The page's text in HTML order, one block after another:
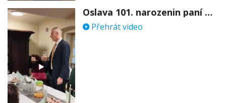
Oslava 101. narozenin paní Věry Skořepové
Přehrát video